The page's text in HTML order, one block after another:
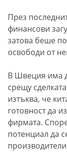
През
финансови
затова беше
освободи от
В Швеция има
срещу
изтъква, че
готовност да
фирмата.
потенциал да